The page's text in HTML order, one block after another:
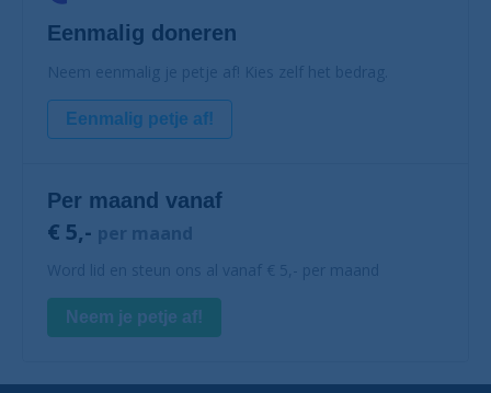
Eenmalig doneren
Neem eenmalig je petje af! Kies zelf het bedrag.
Eenmalig petje af!
Per maand vanaf
€ 5,- per maand
Word lid en steun ons al vanaf € 5,- per maand
Neem je petje af!